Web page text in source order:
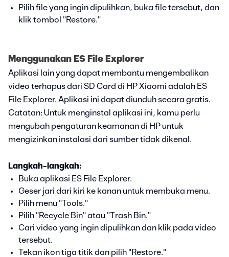
Pilih file yang ingin dipulihkan, buka file tersebut, dan
klik tombol "Restore."
Menggunakan ES File Explorer
Aplikasi lain yang dapat membantu mengembalikan
video terhapus dari SD Card di HP Xiaomi adalah ES
File Explorer. Aplikasi ini dapat diunduh secara gratis.
Catatan: Untuk menginstal aplikasi ini, kamu perlu
mengubah pengaturan keamanan di HP untuk
mengizinkan instalasi dari sumber tidak dikenal.
Langkah-langkah:
Buka aplikasi ES File Explorer.
Geser jari dari kiri ke kanan untuk membuka menu.
Pilih menu "Tools."
Pilih "Recycle Bin" atau "Trash Bin."
Cari video yang ingin dipulihkan dan klik pada video
tersebut.
Tekan ikon tiga titik dan pilih "Restore."